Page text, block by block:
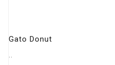
Gato Donut